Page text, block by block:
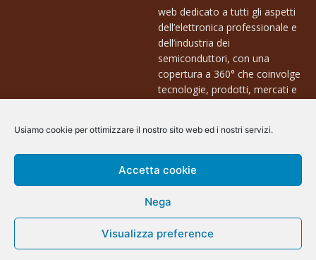
Usiamo cookie per ottimizzare il nostro sito web ed i nostri servizi.
Accetta cookie
Nega
Visualizza preference
web dedicato a tutti gli aspetti
dell’elettronica professionale e
dell’industria dei
semiconduttori, con una
copertura a 360° che coinvolge
tecnologie, prodotti, mercati e
Contatti:
info@arscommunication.it
@ArsCommunication 2023